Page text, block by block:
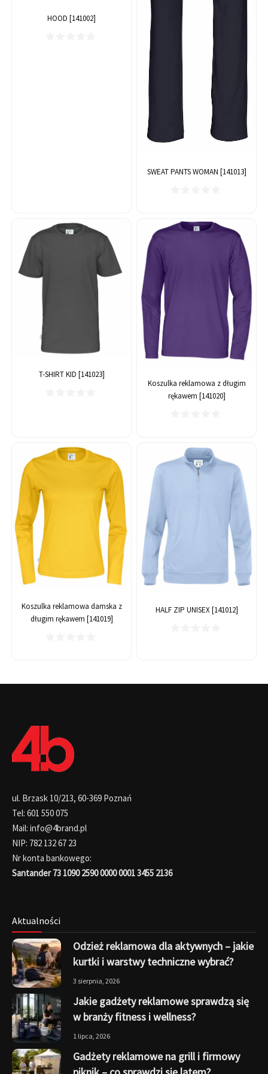
HOOD [141002]
SWEAT PANTS WOMAN [141013]
T-SHIRT KID [141023]
Koszulka reklamowa z długim
rękawem [141020]
Koszulka reklamowa damska z
długim rękawem [141019]
HALF ZIP UNISEX [141012]
ul. Brzask 10/213, 60-369 Poznań
Tel: 601 550 075
Mail: info@4brand.pl
NIP: 782 132 67 23
Nr konta bankowego:
Santander 73 1090 2590 0000 0001 3455 2136
Aktualności
Odzież reklamowa dla aktywnych – jakie
kurtki i warstwy techniczne wybrać?
3 sierpnia, 2026
Jakie gadżety reklamowe sprawdzą się
w branży fitness i wellness?
1 lipca, 2026
Gadżety reklamowe na grill i firmowy